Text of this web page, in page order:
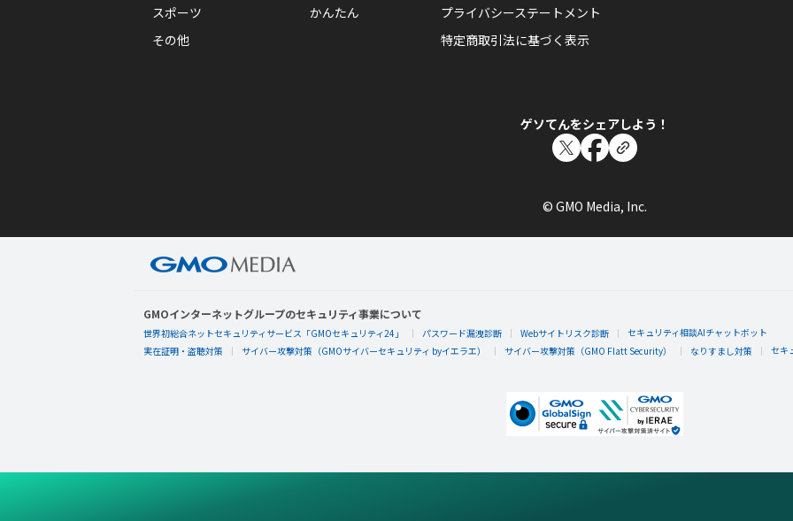
スポーツ
かんたん
その他
プライバシーステートメント
特定商取引法に基づく表示
ゲソてんをシェアしよう！
© GMO Media, Inc.
GMOインターネットグループのセキュリティ事業について
世界初総合ネットセキュリティサービス「GMOセキュリティ24」 パスワード漏洩診断 Webサイトリスク診断
セキュリティ相談AIチャットボット
実在証明・盗聴対策
サイバー攻撃対策（GMOサイバーセキュリティ byイエラエ） サイバー攻撃対策（GMO Flatt Security） なりすまし対策 セキ